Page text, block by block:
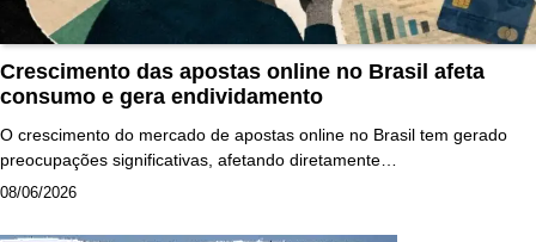
Crescimento das apostas online no Brasil afeta
consumo e gera endividamento
O crescimento do mercado de apostas online no Brasil tem gerado
preocupações significativas, afetando diretamente…
08/06/2026